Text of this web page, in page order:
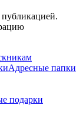
Адресные папки
подарки